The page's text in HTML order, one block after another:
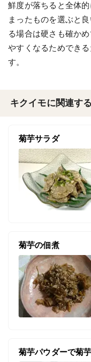
鮮度が落ちると全体
まったものを選ぶと
る場合は硬さも確か
やすくなるためでき
す。
キクイモに関連す
菊芋サラダ
菊芋の佃煮
菊芋パウダーで菊